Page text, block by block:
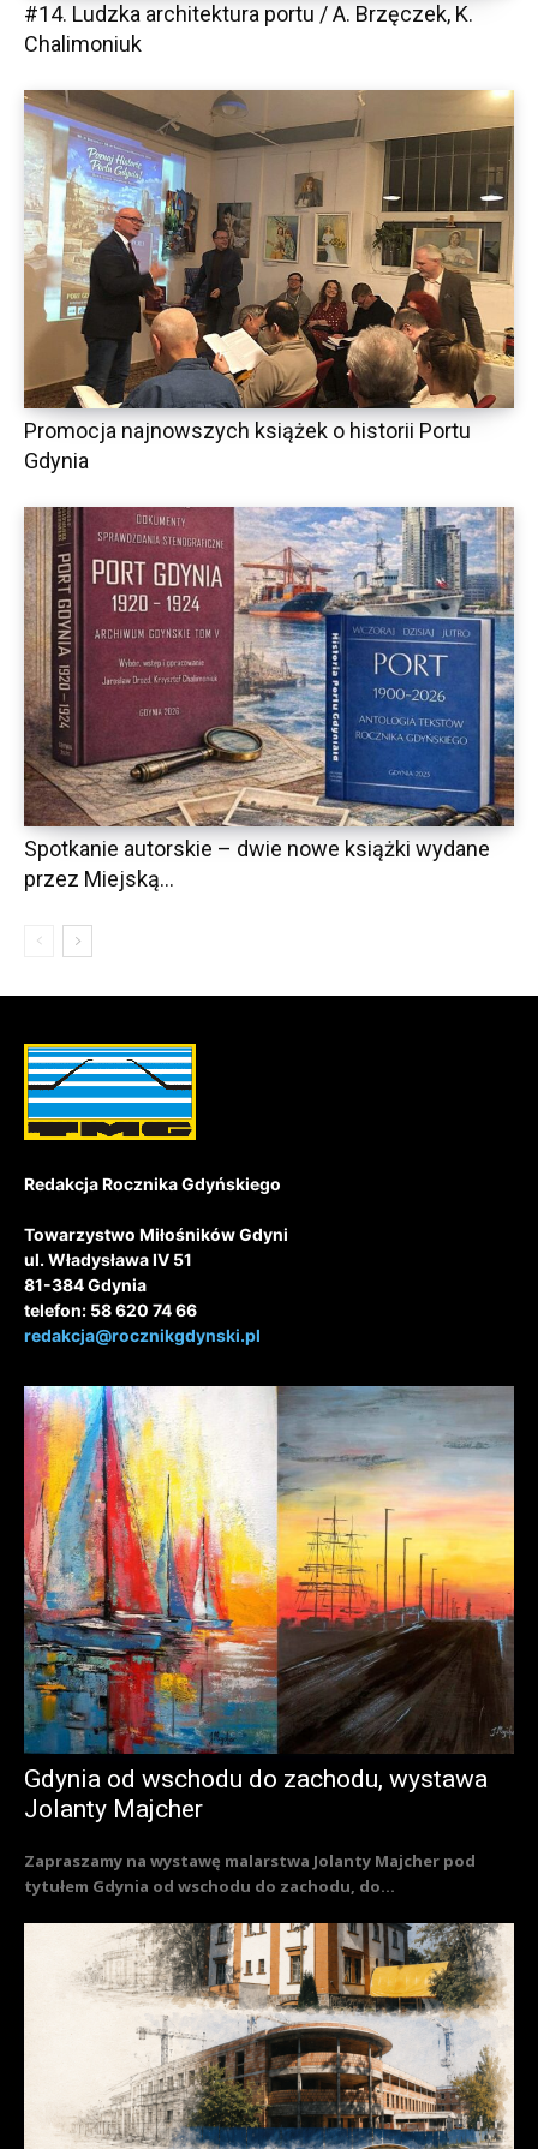
#14. Ludzka architektura portu / A. Brzęczek, K.
Chalimoniuk
Promocja najnowszych książek o historii Portu
Gdynia
Spotkanie autorskie – dwie nowe książki wydane
przez Miejską...
Redakcja Rocznika Gdyńskiego
Towarzystwo Miłośników Gdyni
ul. Władysława IV 51
81-384 Gdynia
telefon: 58 620 74 66
redakcja@rocznikgdynski.pl
Gdynia od wschodu do zachodu, wystawa
Jolanty Majcher
Zapraszamy na wystawę malarstwa Jolanty Majcher pod
tytułem Gdynia od wschodu do zachodu, do...